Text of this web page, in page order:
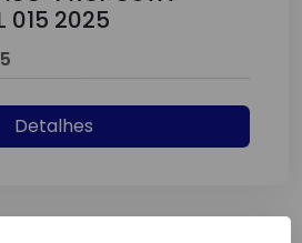
015 2025
Detalhes